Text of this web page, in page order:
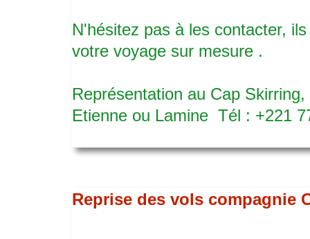
N'hésitez pas à les contacter,
votre voyage sur mesure .
Représentation au Cap
Etienne ou Lamine Tél : +221
Reprise des vols compagnie